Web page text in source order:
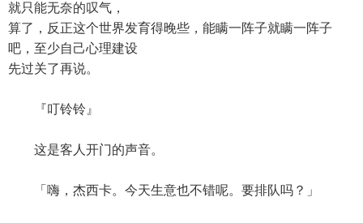
就只能无奈的叹气，
算了，反正这个世界发育得晚些，能瞒一阵子就瞒一阵子
吧，至少自己心理建设
先过关了再说。
『叮铃铃』
这是客人开门的声音。
「嗨，杰西卡。今天生意也不错呢。要排队吗？」